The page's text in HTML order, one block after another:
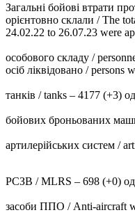
Загальні бойові втрати
орієнтовно склали / The
24.02.22 to 26.07.23 were
особового складу /
осіб ліквідовано / persons
танків / tanks ‒ 4177 (+3)
бойових броньованих
артилерійських систем /
РСЗВ / MLRS – 698 (+0)
засоби ППО / Anti-aircraft